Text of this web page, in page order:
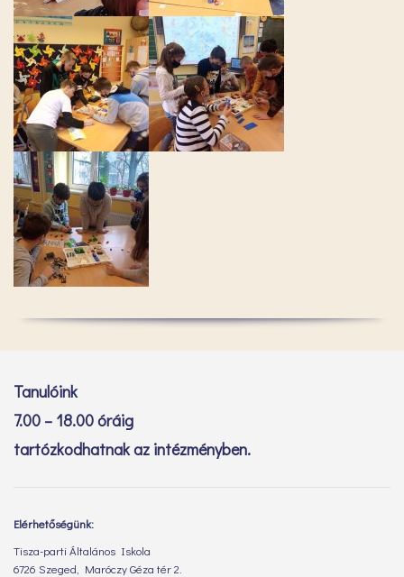
Tanulóink
7.00 – 18.00 óráig
tartózkodhatnak az intézményben.
Elérhetőségünk:
Tisza-parti Általános Iskola
6726 Szeged, Maróczy Géza tér 2.